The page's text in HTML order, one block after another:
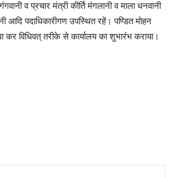
गंगवानी व प्रचार मंत्री कीर्ति मंगलानी व माला धनवानी
आदि पदाधिकारीगण उपस्थित रहें। पण्डित मोहन
कर विधिवत् तरीके से कार्यालय का शुभारंंभ कराया।